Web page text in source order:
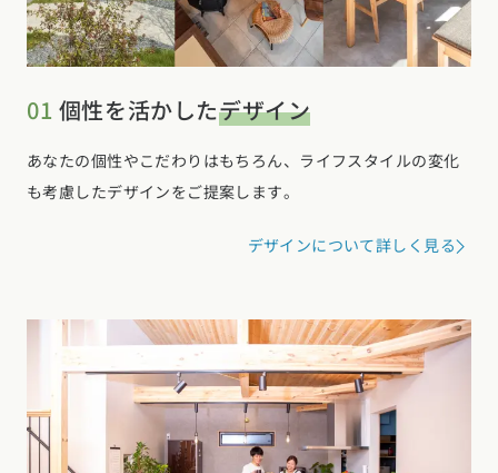
01 個性を活かしたデザイン
あなたの個性やこだわりはもちろん、ライフスタイルの変化
も考慮したデザインをご提案します。
デザインについて詳しく見る